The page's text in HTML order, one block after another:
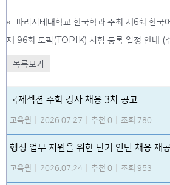
« 파리시테대학교 한국학과 주최 제6회 한국
제 96회 토픽(TOPIK) 시험 등록 일정 안내 (
목록보기
국제섹션 수학 강사 채용 3차 공고
교육원 2026.07.27 추천 0 조회 780
행정 업무 지원을 위한 단기 인턴 채용 재
교육원 2026.07.24 추천 0 조회 953